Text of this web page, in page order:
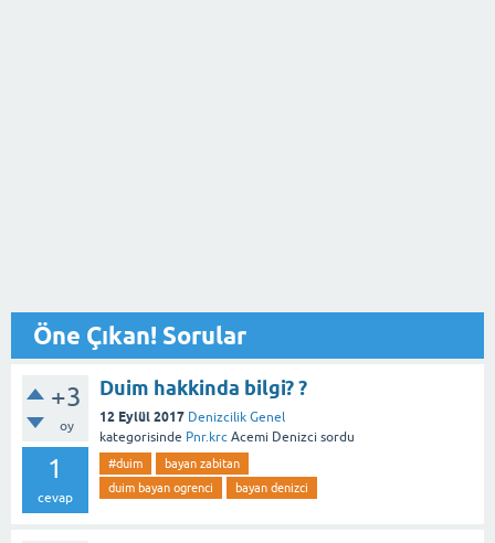
Öne Çıkan! Sorular
+3
oy
1
cevap
Duim hakkinda bilgi? ?
12 Eylül 2017 Denizcilik Genel
kategorisinde Pnr.krc Acemi Denizci sordu
#duim
bayan zabitan
duim bayan ogrenci
bayan denizci